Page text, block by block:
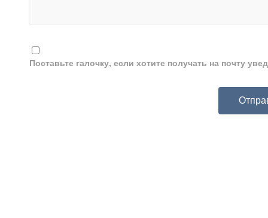
Поставьте галочку, если хотите получать на почту